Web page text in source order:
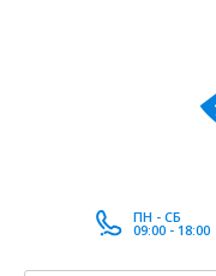
ПН - СБ
09:00 - 18:00